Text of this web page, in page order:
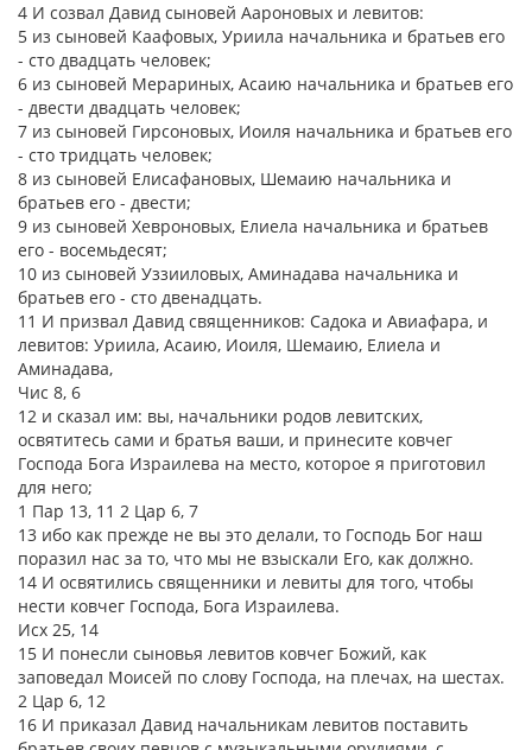
4 И созвал Давид сыновей Аароновых и левитов:
5 из сыновей Каафовых, Уриила начальника и братьев его
- сто двадцать человек;
6 из сыновей Мерариных, Асаию начальника и братьев его
- двести двадцать человек;
7 из сыновей Гирсоновых, Иоиля начальника и братьев его
- сто тридцать человек;
8 из сыновей Елисафановых, Шемаию начальника и
братьев его - двести;
9 из сыновей Хевроновых, Елиела начальника и братьев
его - восемьдесят;
10 из сыновей Уззииловых, Аминадава начальника и
братьев его - сто двенадцать.
11 И призвал Давид священников: Садока и Авиафара, и
левитов: Уриила, Асаию, Иоиля, Шемаию, Елиела и
Аминадава,
Чис 8, 6
12 и сказал им: вы, начальники родов левитских,
освятитесь сами и братья ваши, и принесите ковчег
Господа Бога Израилева на место, которое я приготовил
для него;
1 Пар 13, 11 2 Цар 6, 7
13 ибо как прежде не вы это делали, то Господь Бог наш
поразил нас за то, что мы не взыскали Его, как должно.
14 И освятились священники и левиты для того, чтобы
нести ковчег Господа, Бога Израилева.
Исх 25, 14
15 И понесли сыновья левитов ковчег Божий, как
заповедал Моисей по слову Господа, на плечах, на шестах.
2 Цар 6, 12
16 И приказал Давид начальникам левитов поставить